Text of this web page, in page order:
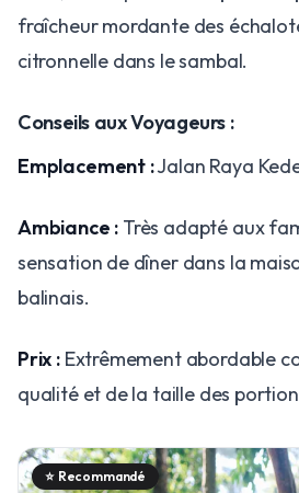
fraîcheur mordante des
citronnelle dans le sambal.
Conseils aux Voyageurs :
Emplacement :Jalan Raya
Ambiance : Très adapté aux
sensation de dîner dans la
balinais.
Prix :Extrêmement abordable
qualité et de la taille des
⭐ Recommandé